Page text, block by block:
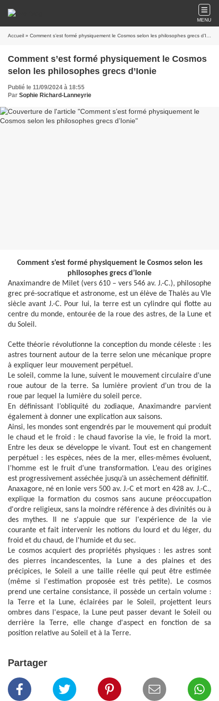
MENU
Accueil » Comment s’est formé physiquement le Cosmos selon les philosophes grecs d’Ionie
Comment s’est formé physiquement le Cosmos
selon les philosophes grecs d’Ionie
Publié le 11/09/2024 à 18:55
Par Sophie Richard-Lanneyrie
Comment s’est formé physiquement le Cosmos selon les
philosophes grecs d’Ionie
Anaximandre de Milet (vers 610 – vers 546 av. J.-C.), philosophe
grec pré-socratique et astronome, est un élève de Thalès au VIe
siècle avant J.-C. Pour lui, la terre est un cylindre qui flotte au
centre du monde, entourée de la roue des astres, de la Lune et
du Soleil.
Cette théorie révolutionne la conception du monde céleste : les
astres tournent autour de la terre selon une mécanique propre
à expliquer leur mouvement perpétuel.
Le soleil, comme la lune, suivent le mouvement circulaire d’une
roue autour de la terre. Sa lumière provient d’un trou de la
roue par lequel la lumière du soleil perce.
En définissant l’obliquité du zodiaque, Anaximandre parvient
également à donner une explication aux saisons.
Ainsi, les mondes sont engendrés par le mouvement qui produit
le chaud et le froid : le chaud favorise la vie, le froid la mort.
Entre les deux se développe le vivant. Tout est en changement
perpétuel : les espèces, nées de la mer, elles-mêmes évoluent,
l’homme est le fruit d’une transformation. L’eau des origines
est progressivement asséchée jusqu’à un assèchement définitif.
Anaxagore, né en Ionie vers 500 av. J.-C et mort en 428 av. J.-C.,
explique la formation du cosmos sans aucune préoccupation
d'ordre religieux, sans la moindre référence à des divinités ou à
des mythes. Il ne s'appuie que sur l'expérience de la vie
courante et fait intervenir les notions du lourd et du léger, du
froid et du chaud, de l'humide et du sec.
Le cosmos acquiert des propriétés physiques : les astres sont
des pierres incandescentes, la Lune a des plaines et des
précipices, le Soleil a une taille réelle qui peut être estimée
(même si l'estimation proposée est très petite). Le cosmos
prend une certaine consistance, il possède un certain volume :
la Terre et la Lune, éclairées par le Soleil, projettent leurs
ombres dans l'espace, la Lune peut passer devant le Soleil ou
derrière la Terre, elle change d'aspect en fonction de sa
position relative au Soleil et à la Terre.
Partager